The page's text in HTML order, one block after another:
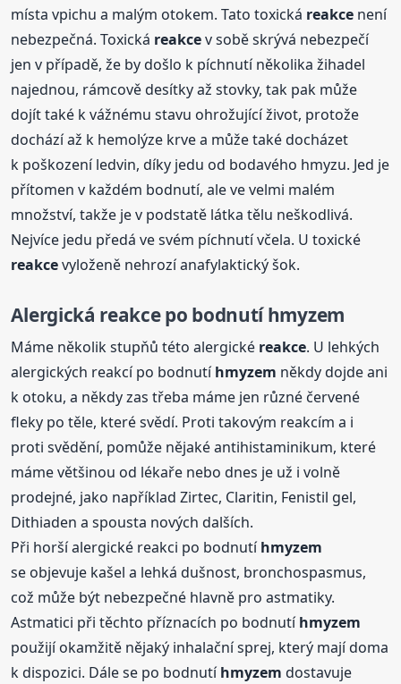
místa vpichu a malým otokem. Tato toxická reakce není
nebezpečná. Toxická reakcev sobě skrývá nebezpečí
jen v případě, že by došlo k píchnutí několika žihadel
najednou, rámcově desítky až stovky, tak pak může
dojít také k vážnému stavu ohrožující život, protože
dochází až k hemolýze krve a může také docházet
k poškození ledvin, díky jedu od bodavého hmyzu. Jed je
přítomen v každém bodnutí, ale ve velmi malém
množství, takže je v podstatě látka tělu neškodlivá.
Nejvíce jedu předá ve svém píchnutí včela. U toxické
reakcevyloženě nehrozí anafylaktický šok.
Alergická reakcepo bodnutíhmyzem
Máme několik stupňů této alergické reakce. U lehkých
alergických reakcí po bodnutíhmyzem někdy dojde ani
k otoku, a někdy zas třeba máme jen různé červené
fleky po těle, které svědí. Proti takovým reakcím a i
proti svědění, pomůže nějaké antihistaminikum, které
máme většinou od lékaře nebo dnes je už i volně
prodejné, jako například Zirtec, Claritin, Fenistil gel,
Dithiaden a spousta nových dalších.
Při horší alergické reakci po bodnutíhmyzem
se objevuje kašel a lehká dušnost, bronchospasmus,
což může být nebezpečné hlavně pro astmatiky.
Astmatici při těchto příznacích po bodnutíhmyzem
použijí okamžitě nějaký inhalační sprej, který mají doma
k dispozici. Dále se po bodnutíhmyzem dostavuje